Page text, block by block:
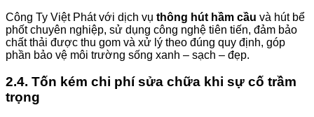
Công Ty Việt Phát với dịch vụ thông hút hầm cầu và hút bể
phốt chuyên nghiệp, sử dụng công nghệ tiên tiến, đảm bảo
chất thải được thu gom và xử lý theo đúng quy định, góp
phần bảo vệ môi trường sống xanh – sạch – đẹp.
2.4. Tốn kém chi phí sửa chữa khi sự cố trầm
trọng